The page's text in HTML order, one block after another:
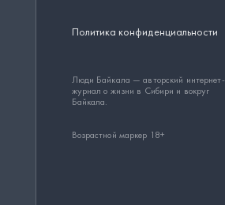
Политика конфиденциальности
Люди Байкала — авторский интернет-
журнал о жизни в Сибири и вокруг
Байкала.
Возрастной маркер 18+